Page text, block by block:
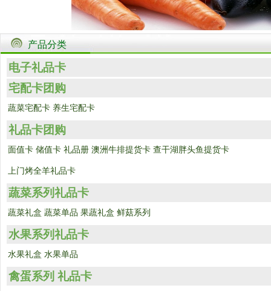
产品分类
电子礼品卡
宅配卡团购
蔬菜宅配卡 养生宅配卡
礼品卡团购
面值卡 储值卡 礼品册 澳洲牛排提货卡 查干湖胖头鱼提货卡
上门烤全羊礼品卡
蔬菜系列礼品卡
蔬菜礼盒 蔬菜单品 果蔬礼盒 鲜菇系列
水果系列礼品卡
水果礼盒 水果单品
禽蛋系列 礼品卡